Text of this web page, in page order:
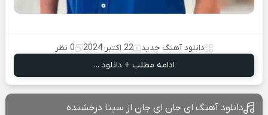
دانلود آهنگ جدید 22 اکتبر 2024
0 نظر
ادامه مطلب + دانلود ...
دانلود آهنگ ای جان ای جان از سینا درخشنده